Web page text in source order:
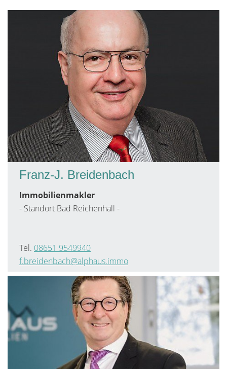
Franz-J. Breidenbach
Immobilienmakler
- Standort Bad Reichenhall -
Tel. 08651 9549940
f.breidenbach@alphaus.immo